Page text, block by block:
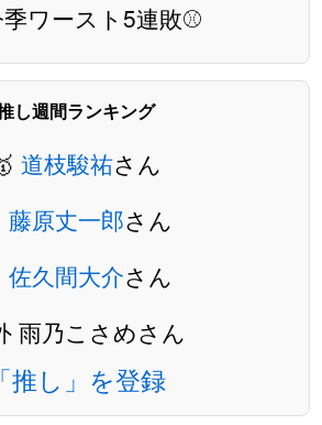
ワースト5連敗⚾️
し週間ランキング
道枝駿祐さん
藤原丈一郎さん
佐久間大介さん
雨乃こさめさん
「推し」を登録